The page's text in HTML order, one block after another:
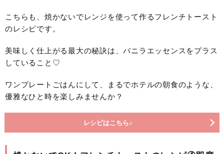
こちらも、焼かないでレンジを使って作るフレンチトースト
のレシピです。
美味しく仕上がる最大の秘訣は、バニラエッセンスをプラス
していること♡
ワンプレートごはんにして、まるでホテルの朝食のような、
優雅なひと時を楽しみませんか？
レシピはこちら♪